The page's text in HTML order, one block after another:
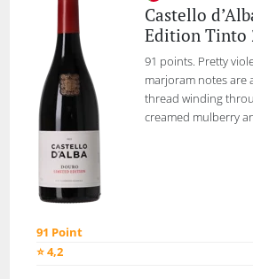
Castello
Edition Tinto
91 points. Pretty
marjoram notes are
thread winding
creamed mulberry
91 Point
⭐ 4,2